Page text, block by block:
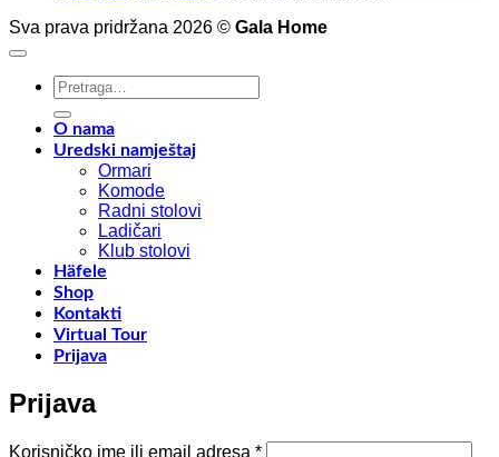
Sva prava pridržana 2026 © Gala Home
Pretraži:
O nama
Uredski namještaj
Ormari
Komode
Radni stolovi
Ladičari
Klub stolovi
Häfele
Shop
Kontakti
Virtual Tour
Prijava
Prijava
Korisničko ime ili email adresa *Obavezno